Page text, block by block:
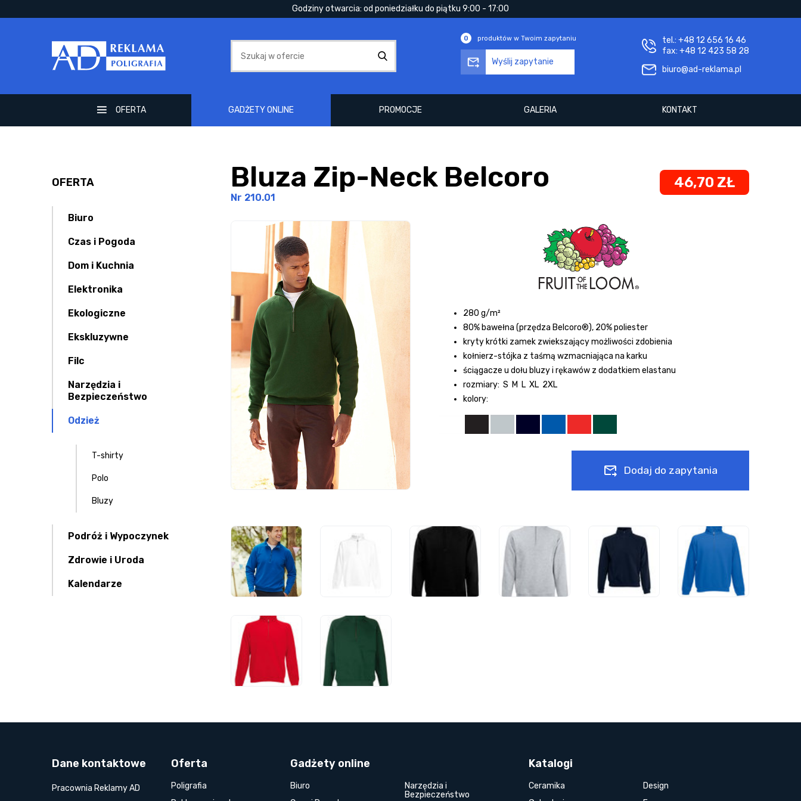
Godziny otwarcia: od poniedziałku do piątku 9:00 - 17:00
0 produktów w Twoim zapytaniu
Wyślij zapytanie
tel.: +48 12 656 16 46
fax: +48 12 423 58 28
biuro@ad-reklama.pl
OFERTA GADŻETY ONLINE PROMOCJE GALERIA KONTAKT
OFERTA
Biuro
Czas i Pogoda
Dom i Kuchnia
Elektronika
Ekologiczne
Ekskluzywne
Filc
Narzędzia i
Bezpieczeństwo
Odzież
T-shirty
Polo
Bluzy
Podróż i Wypoczynek
Zdrowie i Uroda
Kalendarze
Bluza Zip-Neck Belcoro
Nr 210.01
46,70 ZŁ
280 g/m²
80% bawełna (przędza Belcoro®), 20% poliester
kryty krótki zamek zwiekszający możliwości zdobienia
kołnierz-stójka z taśmą wzmacniająca na karku
ściągacze u dołu bluzy i rękawów z dodatkiem elastanu
rozmiary: S M L XL 2XL
kolory:
Dodaj do zapytania
Dane kontaktowe
Pracownia Reklamy AD
Oferta
Poligrafia
Gadżety online
Biuro
Narzędzia i
Bezpieczeństwo
Katalogi
Ceramika
Design